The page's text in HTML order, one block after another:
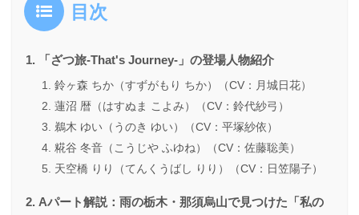
目次
「ざつ旅-That's Journey-」の登場人物紹介
鈴ヶ森 ちか（すずがもり ちか）（CV：月城日花）
蓮沼 暦（はすぬま こよみ）（CV：鈴代紗弓）
鵜木 ゆい（うのき ゆい）（CV：平塚紗依）
糀谷 冬音（こうじや ふゆね）（CV：佐藤聡美）
天空橋 りり（てんくうばし りり）（CV：日笠陽子）
Aパート解説：雨の栃木・那須烏山で見つけた「私の